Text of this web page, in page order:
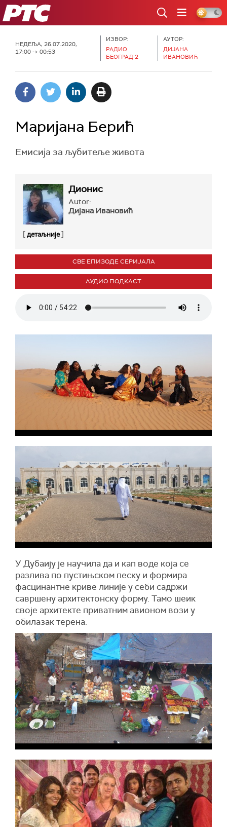
РТС
НЕДЕЉА, 26.07.2020,
17:00 -> 00:53
ИЗВОР:
РАДИО
БЕОГРАД 2
АУТОР:
ДИЈАНА
ИВАНОВИЋ
Маријана Берић
Емисија за љубитеље живота
Дионис
Autor:
Дијана Ивановић
[детаљније]
СВЕ ЕПИЗОДЕ СЕРИЈАЛА
АУДИО ПОДКАСТ
У Дубаију је научила да и кап воде која се
разлива по пустињском песку и формира
фасцинантне криве линије у себи садржи
савршену архитектонску форму. Тамо шеик
своје архитекте приватним авионом вози у
обилазак терена.